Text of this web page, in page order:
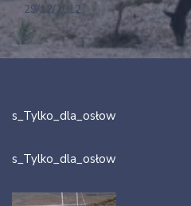
29/12/2012
s_Tylko_dla_osłow
s_Tylko_dla_osłow